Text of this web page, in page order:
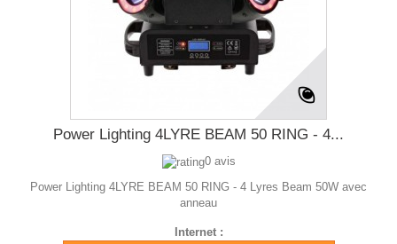
Power Lighting 4LYRE BEAM 50 RING - 4...
0 avis
Power Lighting 4LYRE BEAM 50 RING - 4 Lyres Beam 50W avec
anneau
Internet :